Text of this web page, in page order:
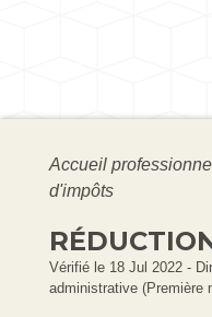
Accueil
d'impôts
Vérifié le 18 Jul 2022 -
administrative (Première